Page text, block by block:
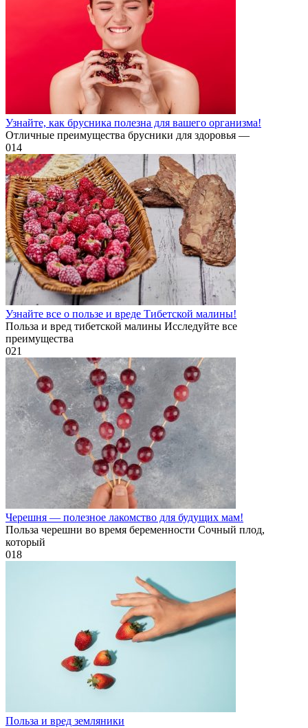
Узнайте, как брусника полезна для вашего организма!
Отличные преимущества брусники для здоровья —
014
Узнайте все о пользе и вреде Тибетской малины!
Польза и вред тибетской малины Исследуйте все
преимущества
021
Черешня — полезное лакомство для будущих мам!
Польза черешни во время беременности Сочный плод,
который
018
Польза и вред земляники